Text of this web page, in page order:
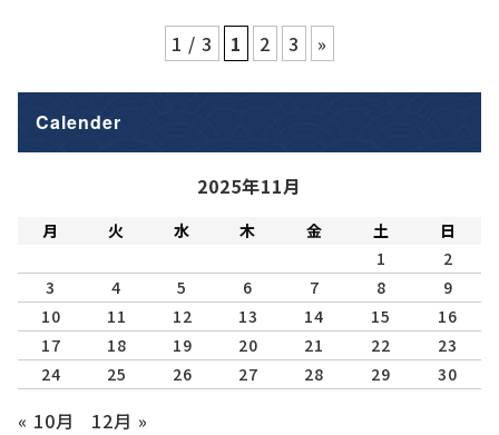
1 / 3 1 2 3 »
Calender
2025年11月
月 火 水 木 金 土
日
1
2
3
4 5 6 7 8
9
10
11 12 13 14 15
16
17
18 19 20 21 22
23
24
25 26 27 28 29 30
« 10月 12月 »